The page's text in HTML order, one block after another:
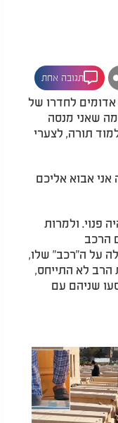
תגובה אחת
לחדרו של
שאני מנסה
תורה, לצערי
אני אבוא אליכם
פנוי. ולמרות
הרכב
על ה"רכב" שלו,
הרב לא התייחס,
שניהם עם